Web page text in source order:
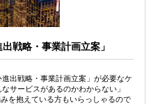
戦略・事業計画立案」
出戦略・事業計画立案」が必要なケ
サービスがあるのかわからない」
を抱えている方もいらっしゃるので